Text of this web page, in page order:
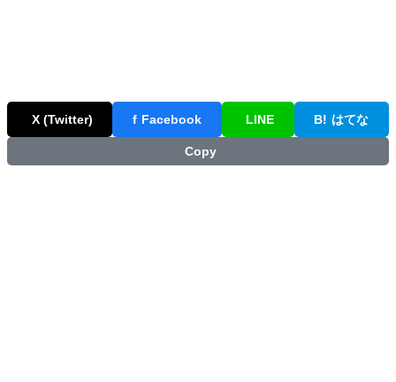
X (Twitter) f Facebook LINE B! はてな
Copy